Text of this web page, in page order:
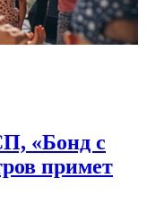
«Бонд с
примет